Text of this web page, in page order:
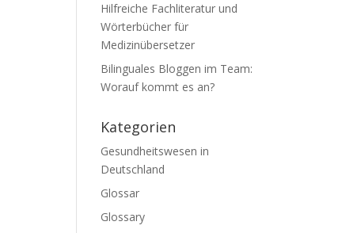
Hilfreiche Fachliteratur und
Wörterbücher für
Medizinübersetzer
Bilinguales Bloggen im Team:
Worauf kommt es an?
Kategorien
Gesundheitswesen in
Deutschland
Glossar
Glossary